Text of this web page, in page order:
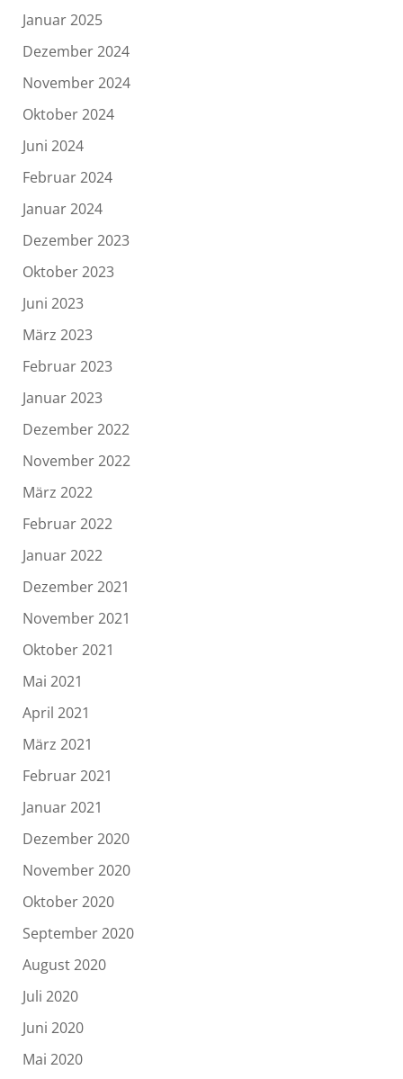
Januar 2025
Dezember 2024
November 2024
Oktober 2024
Juni 2024
Februar 2024
Januar 2024
Dezember 2023
Oktober 2023
Juni 2023
März 2023
Februar 2023
Januar 2023
Dezember 2022
November 2022
März 2022
Februar 2022
Januar 2022
Dezember 2021
November 2021
Oktober 2021
Mai 2021
April 2021
März 2021
Februar 2021
Januar 2021
Dezember 2020
November 2020
Oktober 2020
September 2020
August 2020
Juli 2020
Juni 2020
Mai 2020